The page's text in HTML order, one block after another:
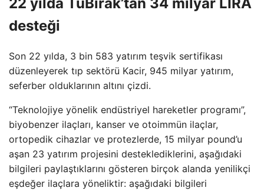
desteği
Son 22 yılda, 3 bin 583 yatırım teşvik sertifikası
düzenleyerek tıp sektörü Kacir, 945 milyar yatırım,
seferber olduklarının altını çizdi.
“Teknolojiye yönelik endüstriyel hareketler programı”,
biyobenzer ilaçları, kanser ve otoimmün ilaçlar,
ortopedik cihazlar ve protezlerde, 15 milyar pound’u
aşan 23 yatırım projesini desteklediklerini, aşağıdaki
bilgileri paylaştıklarını gösteren birçok alanda yenilikçi
eşdeğer ilaçlara yöneliktir: aşağıdaki bilgileri